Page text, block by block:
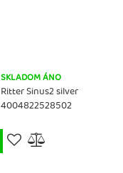
SKLADOM ÁNO
Ritter Sinus2 silver
4004822528502